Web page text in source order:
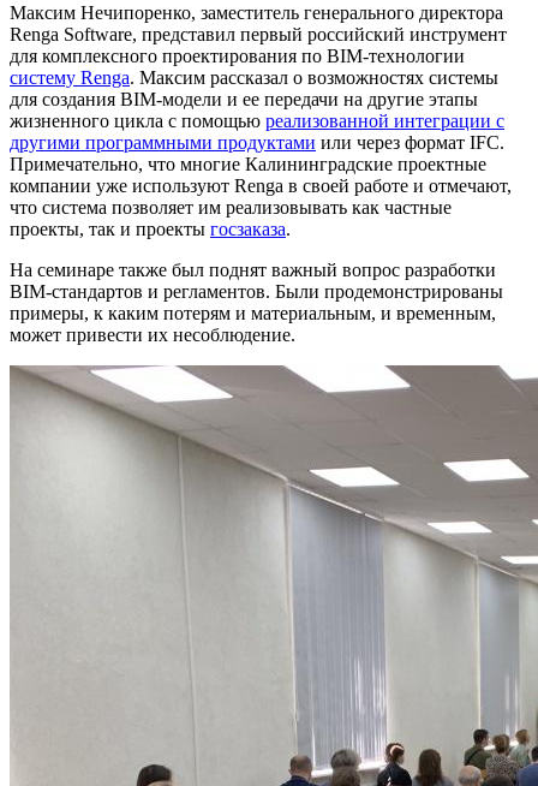
Максим Нечипоренко, заместитель генерального директора
Renga Software, представил первый российский инструмент
для комплексного проектирования по BIM-технологии
систему Renga. Максим рассказал о возможностях системы
для создания BIM-модели и ее передачи на другие этапы
жизненного цикла c помощью реализованной интеграции с
другими программными продуктами или через формат IFC.
Примечательно, что многие Калининградские проектные
компании уже используют Renga в своей работе и отмечают,
что система позволяет им реализовывать как частные
проекты, так и проекты госзаказа.
На семинаре также был поднят важный вопрос разработки
BIM-стандартов и регламентов. Были продемонстрированы
примеры, к каким потерям и материальным, и временным,
может привести их несоблюдение.